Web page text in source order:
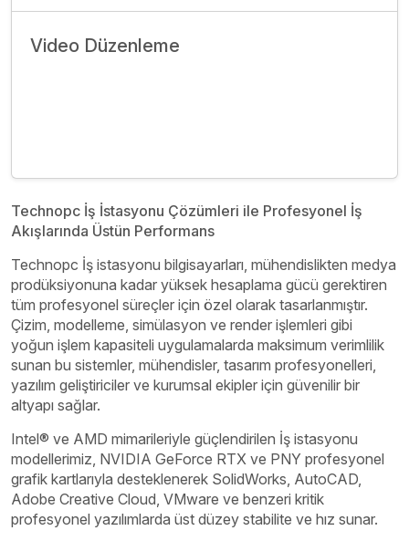
Video Düzenleme
Technopc İş İstasyonu Çözümleri ile Profesyonel İş
Akışlarında Üstün Performans
Technopc İş istasyonu bilgisayarları, mühendislikten medya
prodüksiyonuna kadar yüksek hesaplama gücü gerektiren
tüm profesyonel süreçler için özel olarak tasarlanmıştır.
Çizim, modelleme, simülasyon ve render işlemleri gibi
yoğun işlem kapasiteli uygulamalarda maksimum verimlilik
sunan bu sistemler, mühendisler, tasarım profesyonelleri,
yazılım geliştiriciler ve kurumsal ekipler için güvenilir bir
altyapı sağlar.
Intel® ve AMD mimarileriyle güçlendirilen İş istasyonu
modellerimiz, NVIDIA GeForce RTX ve PNY profesyonel
grafik kartlarıyla desteklenerek SolidWorks, AutoCAD,
Adobe Creative Cloud, VMware ve benzeri kritik
profesyonel yazılımlarda üst düzey stabilite ve hız sunar.